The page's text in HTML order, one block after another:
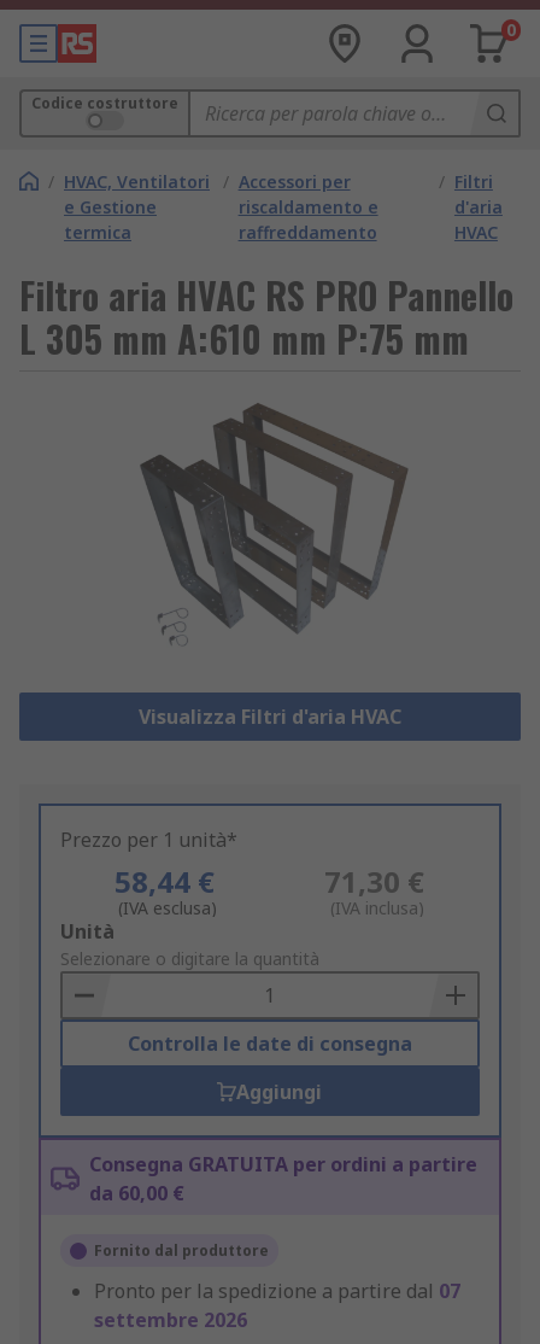
0
Codice costruttore
/ HVAC, Ventilatori
e Gestione
termica
/ Accessori per
riscaldamento e
raffreddamento
/ Filtri
d'aria
HVAC
Filtro aria HVAC RS PRO Pannello
L 305 mm A:610 mm P:75 mm
Visualizza Filtri d'aria HVAC
Prezzo per 1 unità*
58,44 €
(IVA esclusa)
71,30 €
(IVA inclusa)
Add
to
Basket
Unità
Selezionare o digitare la quantità
Controlla le date di consegna
Aggiungi
Consegna GRATUITA per ordini a partire
da 60,00 €
Fornito dal produttore
Pronto per la spedizione a partire dal 07
settembre 2026